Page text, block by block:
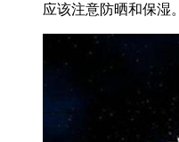
应该注意防晒和保湿。